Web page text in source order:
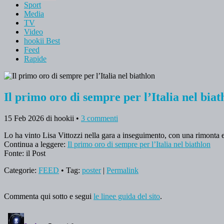
Sport
Media
TV
Video
hookii Best
Feed
Rapide
Il primo oro di sempre per l’Italia nel
15 Feb 2026 di hookii • 3 commenti
Lo ha vinto Lisa Vittozzi nella gara a inseguimento, con una rimonta
Continua a leggere: Il primo oro di sempre per l’Italia nel biathlon
Fonte: il Post
Categorie: FEED • Tag: poster| Permalink
Commenta qui sotto e segui le linee guida del sito.